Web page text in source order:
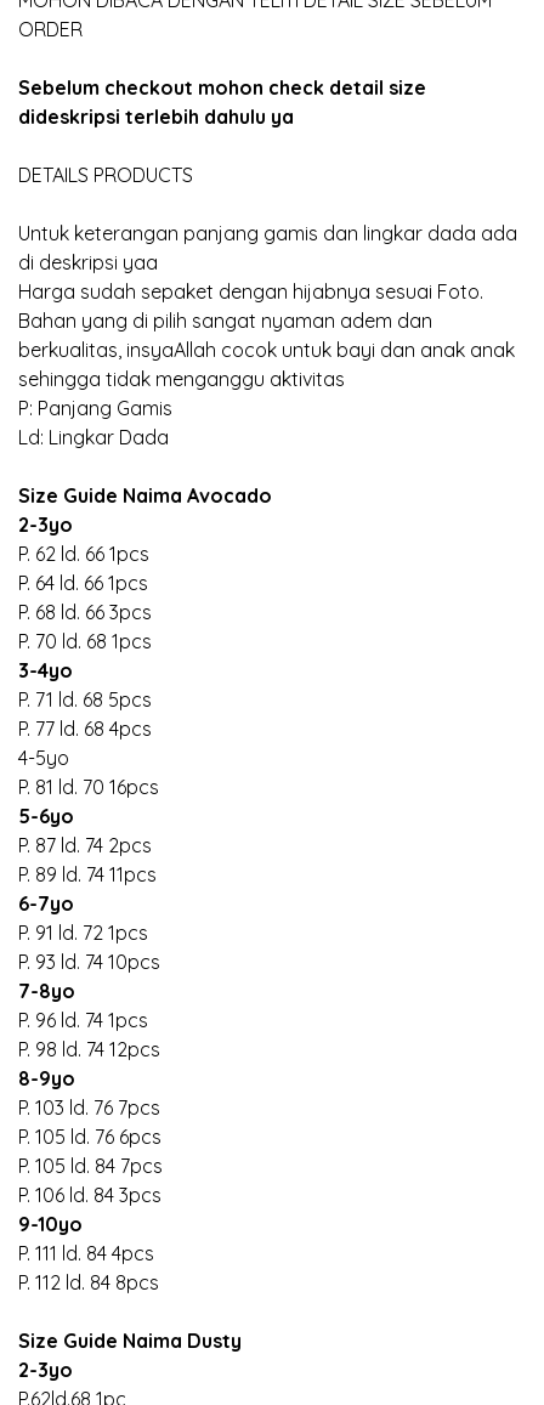
ORDER
Sebelum checkout mohon check detail size
dideskripsi terlebih dahulu ya
DETAILS PRODUCTS
Untuk keterangan panjang gamis dan lingkar dada ada
di deskripsi yaa
Harga sudah sepaket dengan hijabnya sesuai Foto.
Bahan yang di pilih sangat nyaman adem dan
berkualitas, insyaAllah cocok untuk bayi dan anak anak
sehingga tidak menganggu aktivitas
P: Panjang Gamis
Ld: Lingkar Dada
Size Guide Naima Avocado
2-3yo
P. 62 ld. 66 1pcs
P. 64 ld. 66 1pcs
P. 68 ld. 66 3pcs
P. 70 ld. 68 1pcs
3-4yo
P. 71 ld. 68 5pcs
P. 77 ld. 68 4pcs
4-5yo
P. 81 ld. 70 16pcs
5-6yo
P. 87 ld. 74 2pcs
P. 89 ld. 74 11pcs
6-7yo
P. 91 ld. 72 1pcs
P. 93 ld. 74 10pcs
7-8yo
P. 96 ld. 74 1pcs
P. 98 ld. 74 12pcs
8-9yo
P. 103 ld. 76 7pcs
P. 105 ld. 76 6pcs
P. 105 ld. 84 7pcs
P. 106 ld. 84 3pcs
9-10yo
P. 111 ld. 84 4pcs
P. 112 ld. 84 8pcs
Size Guide Naima Dusty
2-3yo
P.62ld.68 1pc